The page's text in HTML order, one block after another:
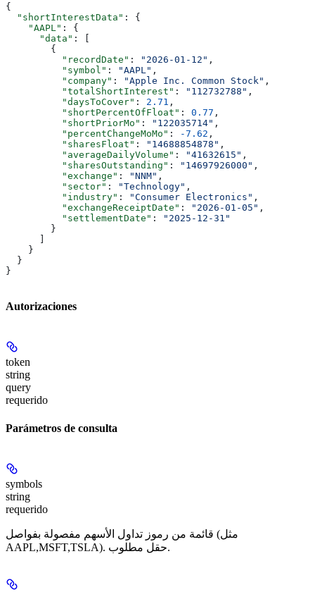
{
  "shortInterestData"
: {
    "AAPL"
: {
      "data"
: [
        {
          "recordDate"
: "2026-01-12" ,
          "symbol"
: "AAPL" ,
          "company"
: "Apple Inc. Common Stock" ,
          "totalShortInterest"
: "112732788" ,
          "daysToCover"
: 2.71 ,
          "shortPercentOfFloat"
: 0.77 ,
          "shortPriorMo"
: "122035714" ,
          "percentChangeMoMo"
: -7.62 ,
          "sharesFloat"
: "14688854878" ,
          "averageDailyVolume"
: "41632615" ,
          "sharesOutstanding"
: "14697926000" ,
          "exchange"
: "NNM" ,
          "sector"
: "Technology" ,
          "industry"
: "Consumer Electronics" ,
          "exchangeReceiptDate"
: "2026-01-05" ,
          "settlementDate"
:
"2025-12-31"
        }
    }
  }
}
Autorizaciones
token
string
query
requerido
Parámetros de consulta
symbols
string
requerido
قائمة من رموز تداول الأسهم مفصولة بفواصل (مثل
AAPL,MSFT,TSLA). حقل مطلوب.